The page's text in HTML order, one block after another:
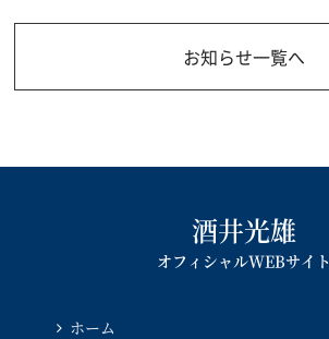
お知らせ一覧へ
酒井光雄
オフィシャルWEBサイト
ホーム